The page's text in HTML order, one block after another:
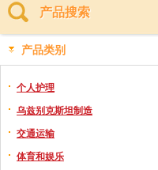
产品搜索
产品类别
个人护理
乌兹别克斯坦制造
交通运输
体育和娱乐